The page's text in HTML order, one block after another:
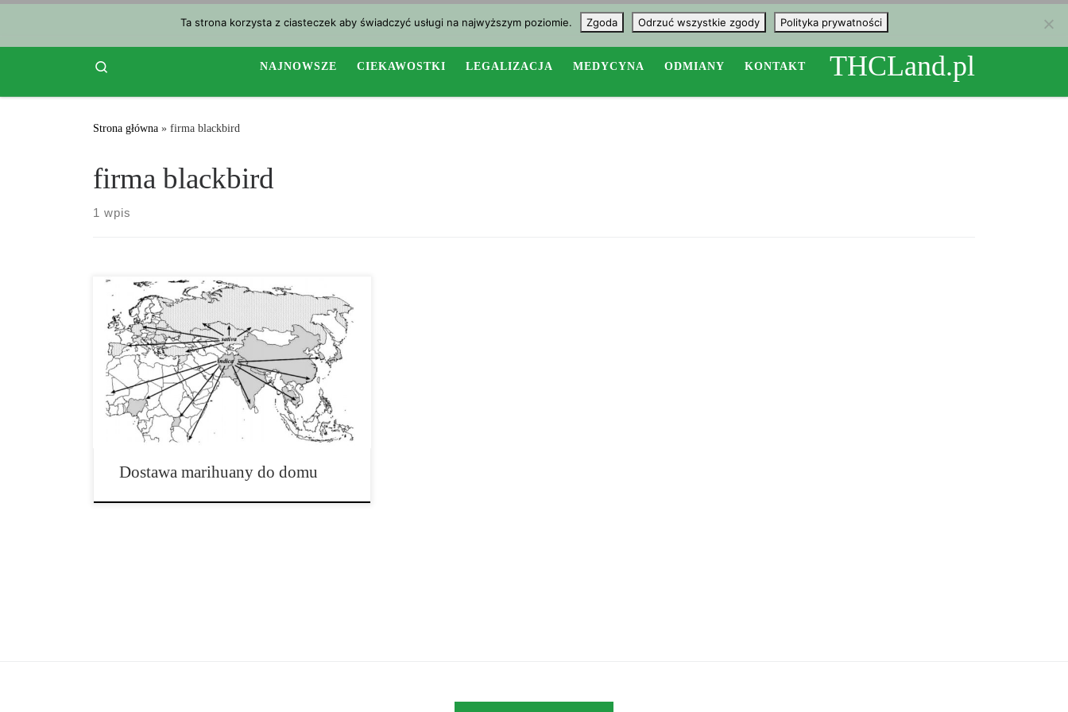
THCLand.pl
NAJNOWSZE CIEKAWOSTKI LEGALIZACJA MEDYCYNA ODMIANY KONTAKT
Strona główna » firma blackbird
firma blackbird
1 wpis
Firmy, które legalnie dostarczają marihuanę, spotykają
się z konsumentami tylko pod ustalonym adresem
zamieszkania – unikają one raczej kasyn, hoteli,
klubów ze striptizem, parków oraz parkingów. Las
Vegas – przemysł cannabis w Nevada przyspiesza,
zostaje wprowadzona usługa dostarczania marihuany
do […]
Dostawa marihuany do domu
Ta strona korzysta z ciasteczek aby świadczyć usługi na najwyższym poziomie. Zgoda Odrzuć wszystkie zgody Polityka prywatności